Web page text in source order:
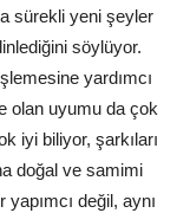
sürekli yeni şeyler
söylüyor.
yardımcı
olan uyumu da çok
iyi biliyor, şarkıları
doğal ve samimi
değil, aynı